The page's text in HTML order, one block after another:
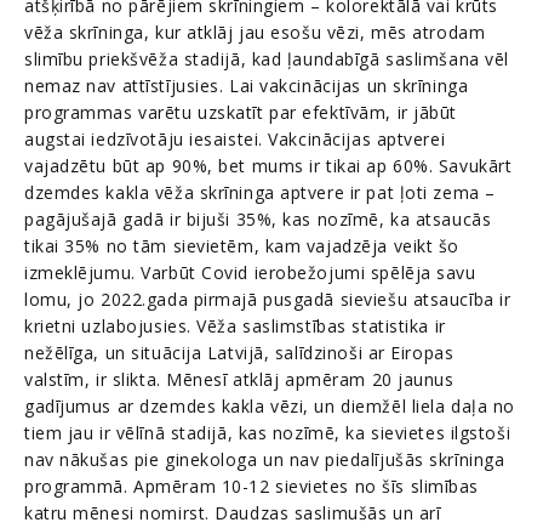
atšķirībā no pārējiem skrīningiem – kolorektālā vai krūts
vēža skrīninga, kur atklāj jau esošu vēzi, mēs atrodam
slimību priekšvēža stadijā, kad ļaundabīgā saslimšana vēl
nemaz nav attīstījusies. Lai vakcinācijas un skrīninga
programmas varētu uzskatīt par efektīvām, ir jābūt
augstai iedzīvotāju iesaistei. Vakcinācijas aptverei
vajadzētu būt ap 90%, bet mums ir tikai ap 60%. Savukārt
dzemdes kakla vēža skrīninga aptvere ir pat ļoti zema –
pagājušajā gadā ir bijuši 35%, kas nozīmē, ka atsaucās
tikai 35% no tām sievietēm, kam vajadzēja veikt šo
izmeklējumu. Varbūt Covid ierobežojumi spēlēja savu
lomu, jo 2022.gada pirmajā pusgadā sieviešu atsaucība ir
krietni uzlabojusies. Vēža saslimstības statistika ir
nežēlīga, un situācija Latvijā, salīdzinoši ar Eiropas
valstīm, ir slikta. Mēnesī atklāj apmēram 20 jaunus
gadījumus ar dzemdes kakla vēzi, un diemžēl liela daļa no
tiem jau ir vēlīnā stadijā, kas nozīmē, ka sievietes ilgstoši
nav nākušas pie ginekologa un nav piedalījušās skrīninga
programmā. Apmēram 10-12 sievietes no šīs slimības
katru mēnesi nomirst. Daudzas saslimušās un arī